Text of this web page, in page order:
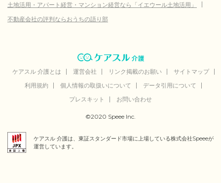
土地活用・アパート経営・マンション経営なら「イエウール土地活用」
不動産会社の評判ならおうちの語り部
ケアスル 介護とは 運営会社 リンク掲載のお願い
サイトマップ
利用規約
個人情報の取扱いについて
データ引用について
プレスキット
お問い合わせ
©2020 Speee Inc.
ケアスル 介護は、東証スタンダード市場に上場している株式会社Speeeが
運営しています。